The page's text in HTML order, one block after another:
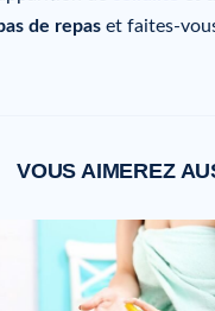
de repas et faites-
VOUS AIMEREZ